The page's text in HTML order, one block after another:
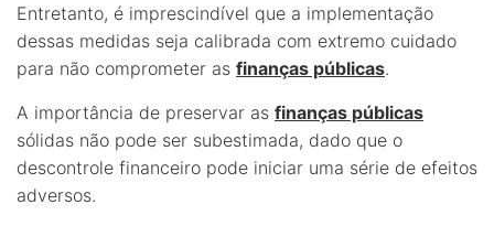
Entretanto, é imprescindível que a implementação
dessas medidas seja calibrada com extremo cuidado
para não comprometer as finanças públicas.
A importância de preservar as finanças públicas
sólidas não pode ser subestimada, dado que o
descontrole financeiro pode iniciar uma série de efeitos
adversos.